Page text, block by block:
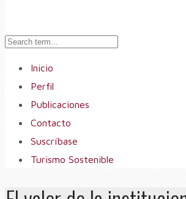
Inicio
Perfil
Publicaciones
Contacto
Suscríbase
Turismo Sostenible